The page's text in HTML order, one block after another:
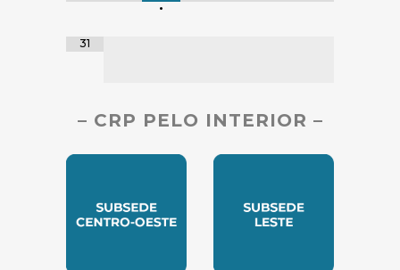
•
31
– CRP PELO INTERIOR –